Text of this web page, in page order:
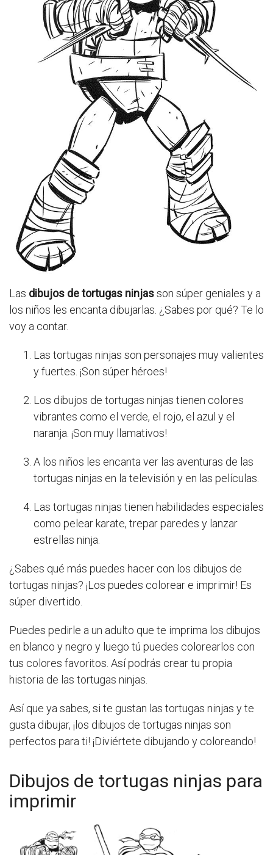
Las dibujos de tortugas ninjasson súper geniales y a
los niños les encanta dibujarlas. ¿Sabes por qué? Te lo
voy a contar.
Las tortugas ninjas son personajes muy valientes
y fuertes. ¡Son súper héroes!
Los dibujos de tortugas ninjas tienen colores
vibrantes como el verde, el rojo, el azul y el
naranja. ¡Son muy llamativos!
A los niños les encanta ver las aventuras de las
tortugas ninjas en la televisión y en las películas.
Las tortugas ninjas tienen habilidades especiales
como pelear karate, trepar paredes y lanzar
estrellas ninja.
¿Sabes qué más puedes hacer con los dibujos de
tortugas ninjas? ¡Los puedes colorear e imprimir! Es
súper divertido.
Puedes pedirle a un adulto que te imprima los dibujos
en blanco y negro y luego tú puedes colorearlos con
tus colores favoritos. Así podrás crear tu propia
historia de las tortugas ninjas.
Así que ya sabes, si te gustan las tortugas ninjas y te
gusta dibujar, ¡los dibujos de tortugas ninjas son
perfectos para ti! ¡Diviértete dibujando y coloreando!
Dibujos de tortugas ninjas para
imprimir